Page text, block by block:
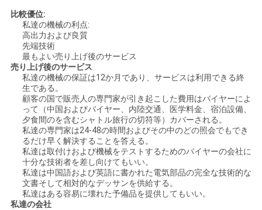
な
い
PRIVACY
POLICY
比較優位:
私達の機械の利点:
高出力および良質
先端技術
最もよい売り上げ後のサービス
売り上げ後のサービス
私達の機械の保証は12か月であり、サービスは利用できる終
生である。
顧客の国で販売人の専門家が引き起こした費用はバイヤーによ
って（中国およびバイヤー、内陸交通、医学料金、宿泊設備、
夕食間のを含むシャトル旅行の切符等）カバーされる。
私達の専門家は24-48の時間およびその中のどの照会でもでき
るだけ早く解決することを答える。
私達は取付けおよび機械をテストするためのバイヤーの会社に
十分な技術者を差し向けてもいい。
私達は中国語および英語に書かれた電気部品の完全な技術的な
文書そして相対的なデッサンを供給する。
私達はある容易に壊れた予備品を提供してもいい。
私達の会社